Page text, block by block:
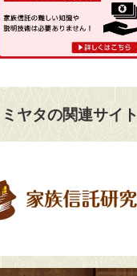
ミヤタの関連サイト